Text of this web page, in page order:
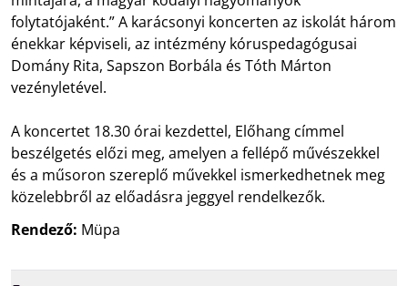
folytatójaként.” A karácsonyi koncerten az iskolát három
énekkar képviseli, az intézmény kóruspedagógusai
Domány Rita, Sapszon Borbála és Tóth Márton
vezényletével.
A koncertet 18.30 órai kezdettel, Előhang címmel
beszélgetés előzi meg, amelyen a fellépő művészekkel
és a műsoron szereplő művekkel ismerkedhetnek meg
közelebbről az előadásra jeggyel rendelkezők.
Rendező: Müpa